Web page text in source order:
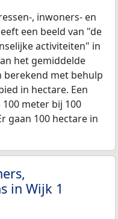
, inwoners- en
een beeld van "de
activiteiten" in
het gemiddelde
berekend met behulp
in hectare. Een
meter bij 100
gaan 100 hectare in
in Wijk 1